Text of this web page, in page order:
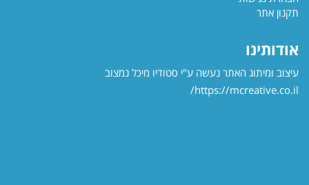
תקנון אתר
אודותינו
עיצוב ומיתוג האתר נעשה ע"י סטודיו מיכל נמצוב
https://mcreative.co.il/